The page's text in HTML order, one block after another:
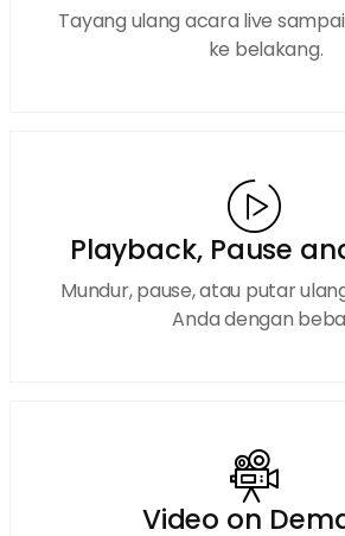
Tayang ulang acara live
ke belakang.
Playback, Pause
Mundur, pause, atau putar
Anda dengan
Video on